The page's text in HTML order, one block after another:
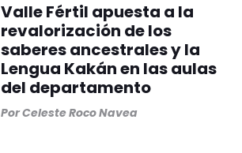
Valle Fértil apuesta a la
revalorización de los
saberes ancestrales y la
Lengua Kakán en las aulas
del departamento
PorCeleste Roco Navea